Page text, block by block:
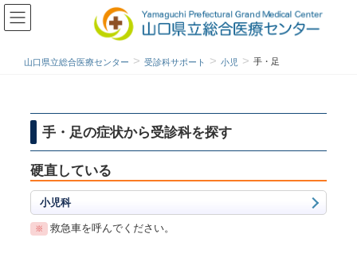
山口県立総合医療センター 受診科サポート 小児 手・足
手・足の症状から受診科を探す
硬直している
小児科
救急車を呼んでください。